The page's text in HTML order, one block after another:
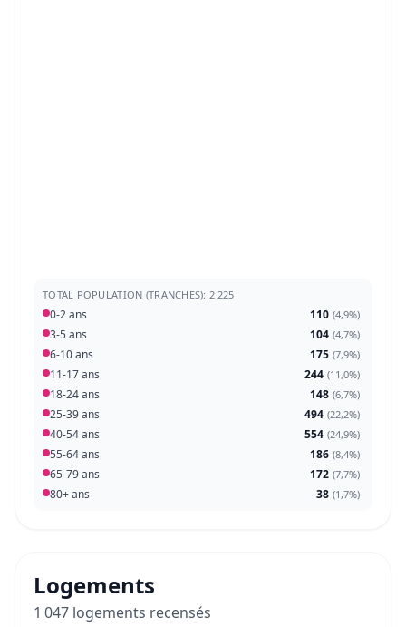
TOTAL POPULATION (TRANCHES): 2 225
0-2 ans 110 (4,9%)
3-5 ans 104 (4,7%)
6-10 ans 175 (7,9%)
11-17 ans 244 (11,0%)
18-24 ans 148 (6,7%)
25-39 ans 494 (22,2%)
40-54 ans 554 (24,9%)
55-64 ans 186 (8,4%)
65-79 ans 172 (7,7%)
80+ ans 38 (1,7%)
Logements
1 047 logements recensés